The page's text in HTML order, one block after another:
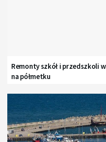
Remonty szkół i przedszkoli
na półmetku